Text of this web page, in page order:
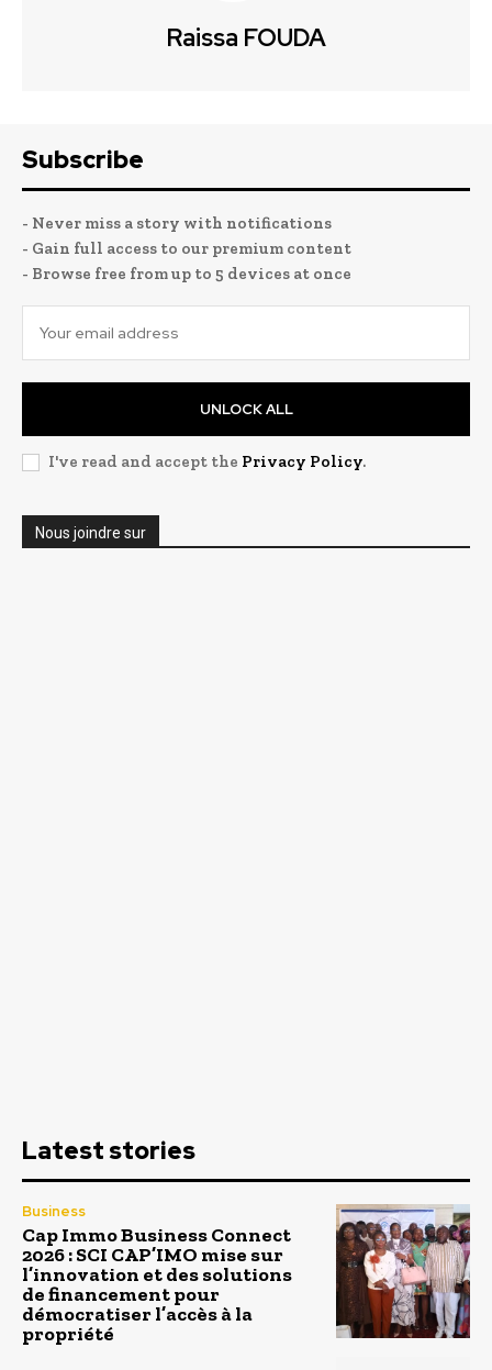
Raissa FOUDA
Subscribe
- Never miss a story with notifications
- Gain full access to our premium content
- Browse free from up to 5 devices at once
UNLOCK ALL
I've read and accept the Privacy Policy.
Nous joindre sur
Latest stories
Business
Cap Immo Business Connect
2026 : SCI CAP’IMO mise sur
l’innovation et des solutions
de financement pour
démocratiser l’accès à la
propriété